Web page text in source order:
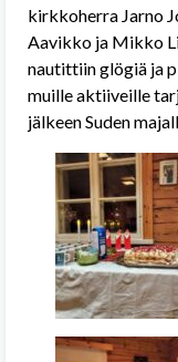
kirkkoherra Jarno
Aavikko ja Mikko
nautittiin glögiä ja
muille aktiiveille
jälkeen Suden